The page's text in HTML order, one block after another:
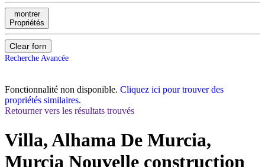
montrer
Propriétés
Clear forn
Recherche Avancée
Fonctionnalité non disponible. Cliquez ici pour trouver des
propriétés similaires.
Retourner vers les résultats trouvés
Villa, Alhama De Murcia,
Murcia Nouvelle construction